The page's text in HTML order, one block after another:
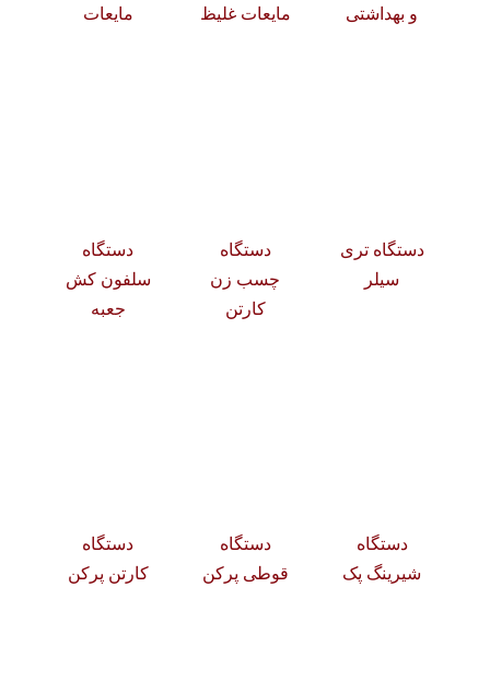
و بهداشتی
مایعات غلیظ
مایعات
دستگاه تری
سیلر
دستگاه
چسب زن
کارتن
دستگاه
سلفون کش
جعبه
دستگاه
شیرینگ پک
دستگاه
قوطی پرکن
دستگاه
کارتن پرکن